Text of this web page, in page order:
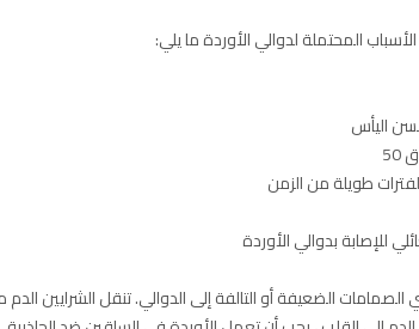
المحتملة لدوالي الأوردة ما يلي:
اليأس
طويلة من الزمن
للإصابة بدوالي الأوردة
الضعيفة أو التالفة إلى الدوالي. تنقل الشرايين